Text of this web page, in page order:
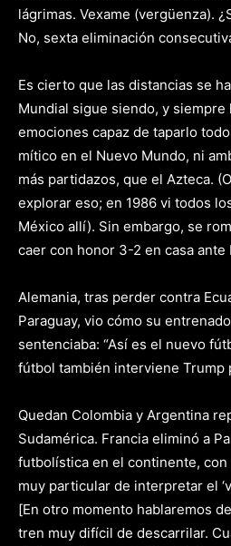
lágrimas. Vexame (vergüenza).
No, sexta eliminación
Es cierto que las distancias se
Mundial sigue siendo, y siempre
emociones capaz de taparlo
mítico en el Nuevo Mundo, ni
más partidazos, que el Azteca.
explorar eso; en 1986 vi todos
México allí). Sin embargo, se
caer con honor 3-2 en casa ante
Alemania, tras perder contra
Paraguay, vio cómo su
sentenciaba: “Así es el nuevo
fútbol también interviene Trump
Quedan Colombia y Argentina
Sudamérica. Francia eliminó a
futbolística en el continente, con
muy particular de interpretar el
[En otro momento hablaremos
tren muy difícil de descarrilar.